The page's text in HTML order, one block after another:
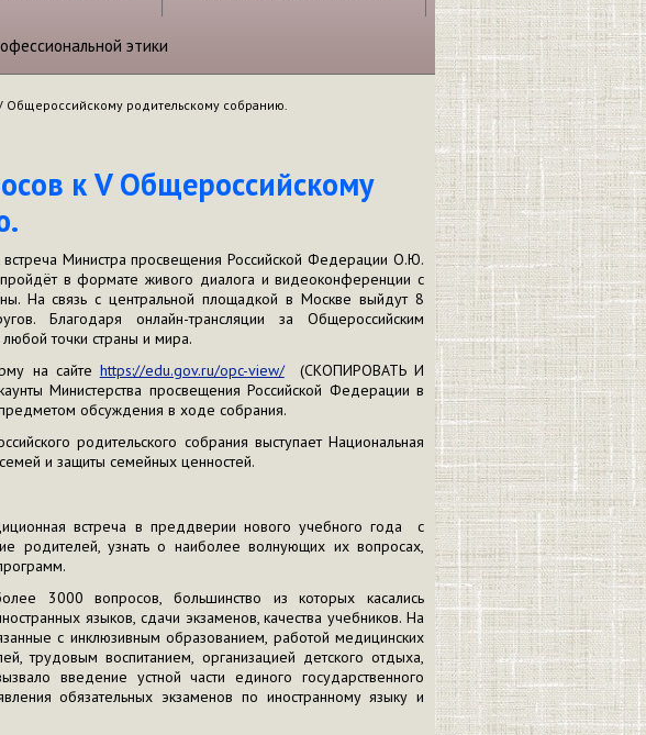
этики
Общероссийскому родительскому собранию.
к V Общероссийскому
встреча Министра просвещения Российской Федерации О.Ю.
в формате живого диалога и видеоконференции с
На связь с центральной площадкой в Москве выйдут 8
Благодаря онлайн-трансляции за Общероссийским
точки страны и мира.
на сайте https://edu.gov.ru/opc-view/(СКОПИРОВАТЬ И
Министерства просвещения Российской Федерации в
обсуждения в ходе собрания.
родительского собрания выступает Национальная
и защиты семейных ценностей.
встреча в преддверии нового учебного года с
родителей, узнать о наиболее волнующих их вопросах,
3000 вопросов, большинство из которых касались
языков, сдачи экзаменов, качества учебников. На
с инклюзивным образованием, работой медицинских
трудовым воспитанием, организацией детского отдыха,
введение устной части единого государственного
обязательных экзаменов по иностранному языку и